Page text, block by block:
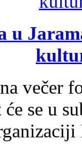
u
večer
se u